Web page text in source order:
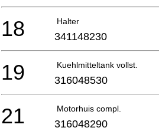
Halter
18 341148230
Kuehlmitteltank vollst.
19 316048530
Motorhuis compl.
21 316048290